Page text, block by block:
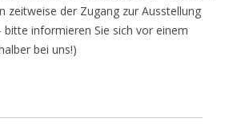
zeitweise der Zugang zur Ausstellung
informieren Sie sich vor einem
bei uns!)